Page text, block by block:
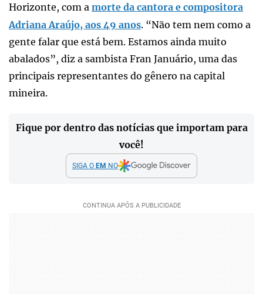
Horizonte, com a morte da cantora e compositora
Adriana Araújo, aos 49 anos. “Não tem nem como a
gente falar que está bem. Estamos ainda muito
abalados”, diz a sambista Fran Januário, uma das
principais representantes do gênero na capital
mineira.
Fique por dentro das notícias que importam para
você!
SIGA O EM NO